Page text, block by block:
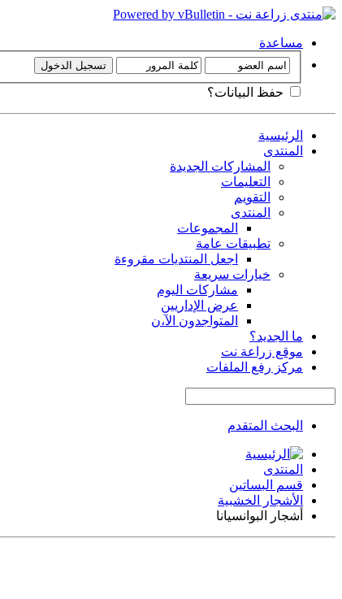
مساعدة
حفظ البيانات؟
الرئيسية
المنتدى
المشاركات الجديدة
التعليمات
التقويم
المنتدى
المجموعات
تطبيقات عامة
اجعل المنتديات مقروءة
خيارات سريعة
مشاركات اليوم
عرض الإداريين
المتواجدون الآ،ن
ما الجديد؟
موقع زراعة نت
مركز رفع الملفات
البحث المتقدم
المنتدى
قسم البساتين
الأشجار الخشبية
أشجار البوانسيانا